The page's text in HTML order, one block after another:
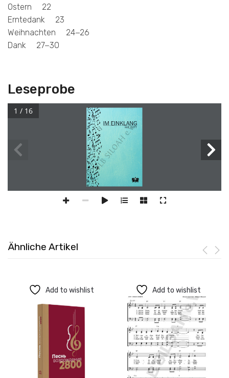
Ostern 22
Erntedank 23
Weihnachten 24−26
Dank 27−30
Leseprobe
1 / 16
Ähnliche Artikel
Add to wishlist Add to wishlist